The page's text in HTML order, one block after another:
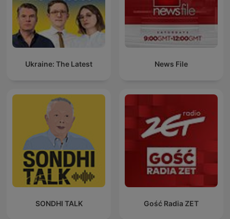
Ukraine: The Latest News File
SONDHI TALK Gość Radia ZET